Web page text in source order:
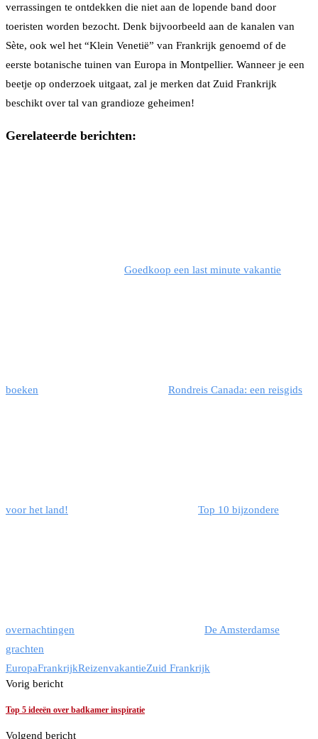
verrassingen te ontdekken die niet aan de lopende band door
toeristen worden bezocht. Denk bijvoorbeeld aan de kanalen van
Sète, ook wel het “Klein Venetië” van Frankrijk genoemd of de
eerste botanische tuinen van Europa in Montpellier. Wanneer je een
beetje op onderzoek uitgaat, zal je merken dat Zuid Frankrijk
beschikt over tal van grandioze geheimen!
Gerelateerde berichten:
Goedkoop een last minute vakantie
boeken Rondreis Canada: een reisgids
voor het land! Top 10 bijzondere
overnachtingen
De Amsterdamse
grachten
EuropaFrankrijkReizenvakantieZuid Frankrijk
Vorig bericht
Top 5 ideeën over badkamer inspiratie
Volgend bericht